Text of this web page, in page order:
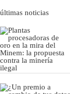
últimas noticias